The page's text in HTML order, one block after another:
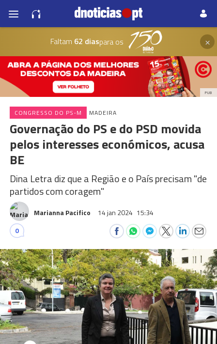
Faltam 62 diaspara os ×
PUB
CONGRESSO DO PS-M MADEIRA
Governação do PS e do PSD movida
pelos interesses económicos, acusa
BE
Dina Letra diz que a Região e o País precisam "de
partidos com coragem"
Marianna Pacifico 14 jan 2024 15:34
0